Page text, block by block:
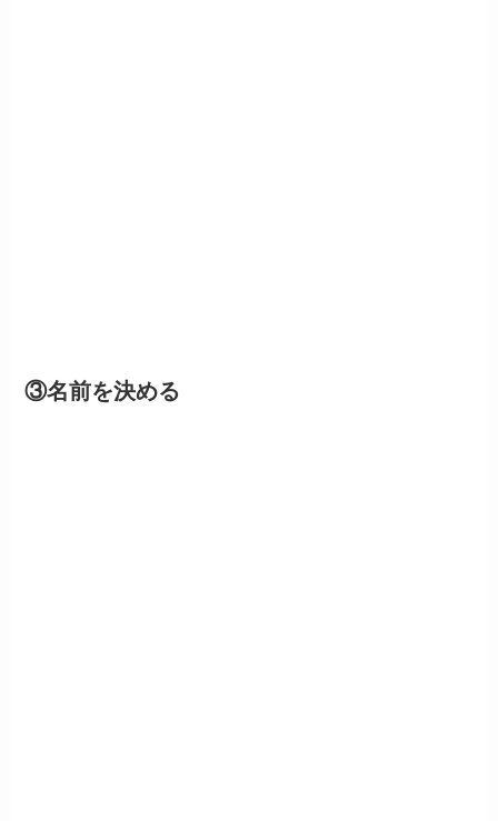
③名前を決める